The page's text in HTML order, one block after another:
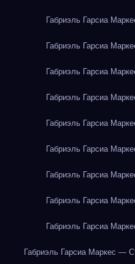
Габриэль Гарсиа
Габриэль Гарсиа
Габриэль Гарсиа
Габриэль Гарсиа
Габриэль Гарсиа
Габриэль Гарсиа
Габриэль Гарсиа
Габриэль Гарсиа
Габриэль Гарсиа
Габриэль Гарсиа Маркес —